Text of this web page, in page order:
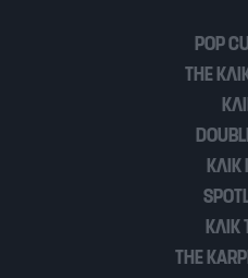
POP
THE
ΚΛΙΚ
ΚΛΙΚ
THE